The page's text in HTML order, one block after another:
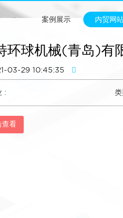
案例展示 内贸网
环球机械(青岛)有
03-29 10:45:35
:
查看